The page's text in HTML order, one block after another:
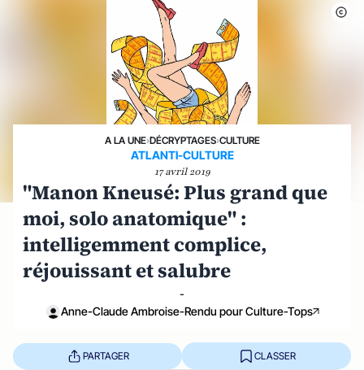
A LA UNE›DÉCRYPTAGES›CULTURE
ATLANTI-CULTURE
17 avril 2019
"Manon Kneusé: Plus grand que
moi, solo anatomique" :
intelligemment complice,
réjouissant et salubre
-
Anne-Claude Ambroise-Rendu pour Culture-Tops
PARTAGER CLASSER